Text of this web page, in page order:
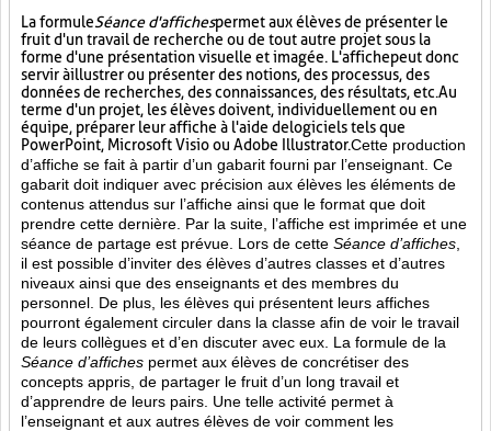
La formuleSéance d'affichespermet aux élèves de présenter le
fruit d'un travail de recherche ou de tout autre projet sous la
forme d'une présentation visuelle et imagée. L'affichepeut donc
servir à illustrer ou présenter des notions, des processus, des
données de recherches, des connaissances, des résultats, etc. Au
terme d'un projet, les élèves doivent, individuellement ou en
équipe, préparer leur affiche à l'aide de logiciels tels que
PowerPoint, Microsoft Visio ou Adobe Illustrator.Cette production
d’affiche se fait à partir d’un gabarit fourni par l’enseignant. Ce
gabarit doit indiquer avec précision aux élèves les éléments de
contenus attendus sur l’affiche ainsi que le format que doit
prendre cette dernière. Par la suite, l’affiche est imprimée et une
séance de partage est prévue. Lors de cette Séance d’affiches
il est possible d’inviter des élèves d’autres classes et d’autres
niveaux ainsi que des enseignants et des membres du
personnel. De plus, les élèves qui présentent leurs affiches
pourront également circuler dans la classe afin de voir le travail
de leurs collègues et d’en discuter avec eux. La formule de la
Séance d’affiches permet aux élèves de concrétiser des
concepts appris, de partager le fruit d’un long travail et
d’apprendre de leurs pairs. Une telle activité permet à
l’enseignant et aux autres élèves de voir comment les